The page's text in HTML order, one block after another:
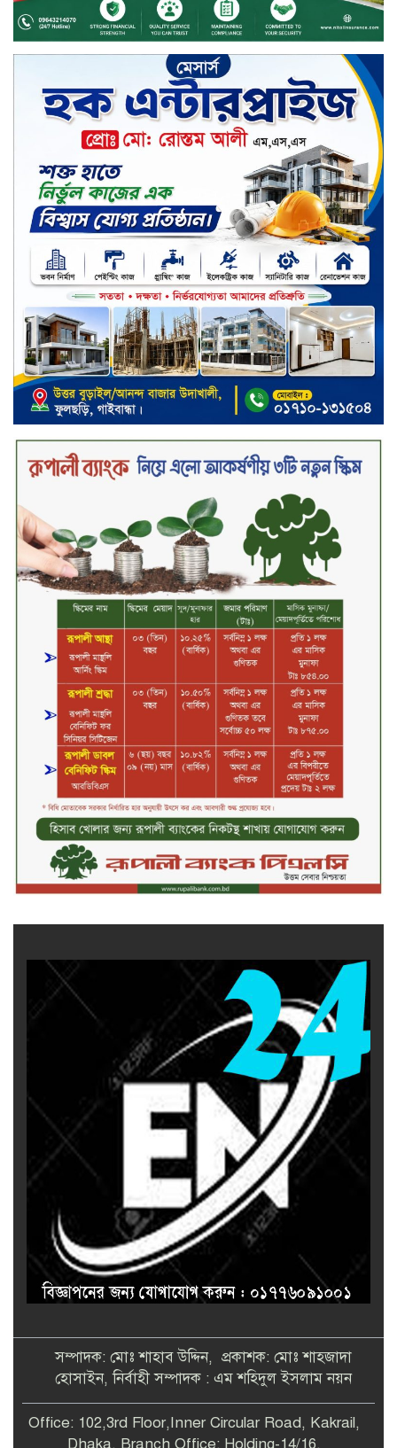
চুয়াডাঙ্গায় বিএআরআই’র কৃষি গবেষণা
কেন্দ্র, মেহেরপুর এর আঞ্চলিক রিভিউ
কর্মশালা/২০২৫-২৬ অনুষ্ঠিত
মুসলিম নিকাহ রেজিস্ট্রার কল্যাণ
পরিষদের সম্মেলন অনুষ্ঠিত
দীর্ঘস্থায়ী ৭,৫০০ এমএএইচ ব্যাটারি
এবং শক্তিশালী গরিলা গ্লাস ৭আই সুরক্ষা
নিয়ে শাওমি উন্মোচন করল নতুন রেডমি
১৭
খালেদা জিয়ার গাড়ীতে হামলাকারী
রুবেলের গোত্রীয় সন্ত্রাসীদের গ্রেফতারের
দাবি
ক্যাশলেস বাংলাদেশ বিনির্মাণে
ইসলামী ব্যাংকের উদ্যোগে বাংলা
কিউআর নিয়ে বিশিষ্ট আলেমদের সঙ্গে
মতবিনিময় সভা অনুষ্ঠিত
‘শেখ হাসিনা ডিসেম্বরে ফিরলে গণহত্যার
দায় নিয়ে কারাগারে যাবেন,’ আইনমন্ত্রী
মধ্যরাতে শাহজালাল বিমানবন্দরের
বলাকা লাউঞ্জে অগ্নিকাণ্ড
নিরাপদ ও স্বল্পব্যয়ে ক্যাশলেস লেনদেন
গড়তে কাজ করছে বাংলাদেশ ব্যাংক:
গভর্নর
জীবননগর সীমান্ত দিয়ে ভারতে অবৈধ
অনুপ্রবেশের সময় ৮ বাংলাদেশি নারী
আটক
সম্পাদক: মোঃ শাহাব উদ্দিন, প্রকাশক: মোঃ শাহজাদা
হোসাইন, নির্বাহী সম্পাদক : এম শহিদুল ইসলাম নয়ন
Office: 102,3rd Floor,Inner Circular Road, Kakrail,
Dhaka. Branch Office: Holding-14/16,